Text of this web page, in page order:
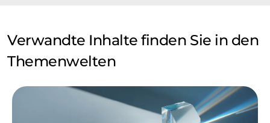
Verwandte Inhalte finden Sie in den
Themenwelten